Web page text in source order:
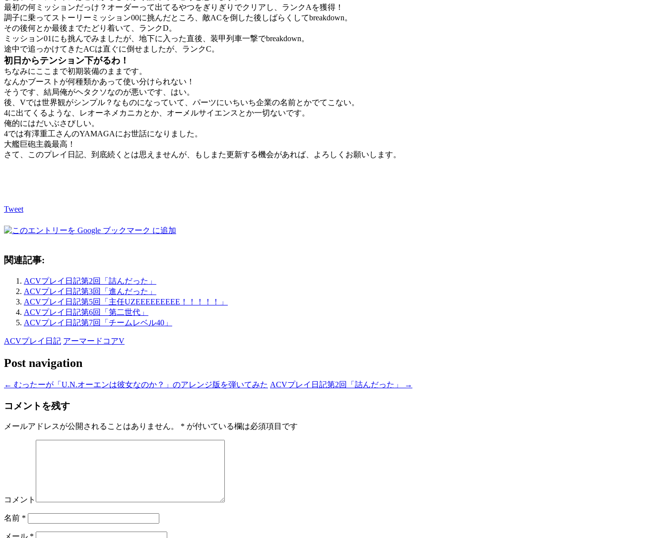
最初の何ミッションだっけ？オーダーって出てるやつをぎりぎりでクリアし、ランクAを獲得！
調子に乗ってストーリーミッション00に挑んだところ、敵ACを倒した後しばらくしてbreakdown。
その後何とか最後までたどり着いて、ランクD。
ミッション01にも挑んでみましたが、地下に入った直後、装甲列車一撃でbreakdown。
途中で追っかけてきたACは直ぐに倒せましたが、ランクC。
初日からテンション下がるわ！
ちなみにここまで初期装備のままです。
なんかブーストが何種類かあって使い分けられない！
そうです、結局俺がヘタクソなのが悪いです、はい。
後、Vでは世界観がシンプル？なものになっていて、パーツにいちいち企業の名前とかでてこない。
4に出てくるような、レオーネメカニカとか、オーメルサイエンスとか一切ないです。
俺的にはだいぶさびしい。
4では有澤重工さんのYAMAGAにお世話になりました。
大艦巨砲主義最高！
さて、このプレイ日記、到底続くとは思えませんが、もしまた更新する機会があれば、よろしくお願いします。
Tweet
関連記事:
ACVプレイ日記第2回「詰んだった」
ACVプレイ日記第3回「進んだった」
ACVプレイ日記第5回「主任UZEEEEEEEEE！！！！！」
ACVプレイ日記第6回「第二世代」
ACVプレイ日記第7回「チームレベル40」
ACVプレイ日記 アーマードコアV
Post navigation
← むったーが「U.N.オーエンは彼女なのか？」のアレンジ版を弾いてみた ACVプレイ日記第2回「詰んだった」 →
コメントを残す
メールアドレスが公開されることはありません。 * が付いている欄は必須項目です
コメント
名前 *